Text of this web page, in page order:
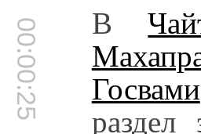
00:00:25 В
Госвами